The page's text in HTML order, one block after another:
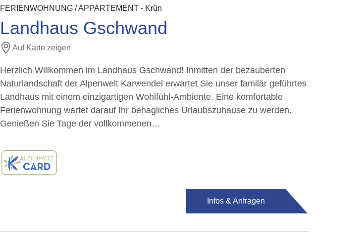
FERIENWOHNUNG / APPARTEMENT - Krün
Landhaus Gschwand
Auf Karte zeigen
Herzlich Willkommen im Landhaus Gschwand! Inmitten der bezauberten
Naturlandschaft der Alpenwelt Karwendel erwartet Sie unser familär geführtes
Landhaus mit einem einzigartigen Wohlfühl-Ambiente. Eine komfortable
Ferienwohnung wartet darauf Ihr behagliches Urlaubszuhause zu werden.
Genießen Sie Tage der vollkommenen…
Infos & Anfragen